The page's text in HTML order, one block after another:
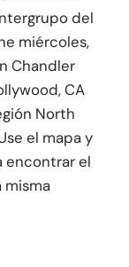
del
miércoles,
Chandler
CA
North
el mapa y
encontrar el
misma